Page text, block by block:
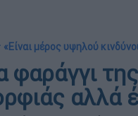
«Είναι μέρος υψηλού
φαράγγι
αλλά